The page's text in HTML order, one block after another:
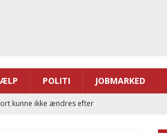
POLITI JOBMARKED
kunne ikke ændres efter